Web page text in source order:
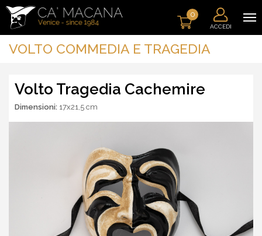
0
ACCEDI
VOLTO COMMEDIA E TRAGEDIA
Volto Tragedia Cachemire
Dimensioni: 17x21,5 cm